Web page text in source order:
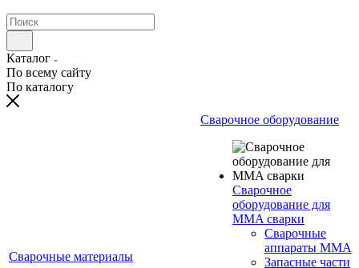
Каталог
По всему сайту
По каталогу
Сварочные материалы
Сварочное оборудование
Сварочное
оборудование для
MMA сварки
Сварочные
аппараты MMA
Запасные части